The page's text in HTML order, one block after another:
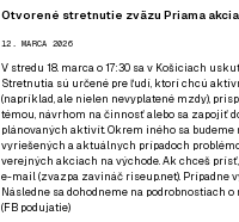
Otvorené stretnutie zväzu Priama akcia
12. MARCA 2026
V stredu 18. marca o 17:30 sa v Košiciach
Stretnutia sú určené pre ľudí, ktorí chcú
(napríklad, ale nielen nevyplatené mzdy),
témou, návrhom na činnosť alebo sa zapojiť
plánovaných aktivít. Okrem iného sa
vyriešených a aktuálnych prípadoch
verejných akciach na východe. Ak chceš
e-mail (zvazpa zavináč riseup.net). Prípadne
Následne sa dohodneme na podrobnostiach
(FB podujatie)